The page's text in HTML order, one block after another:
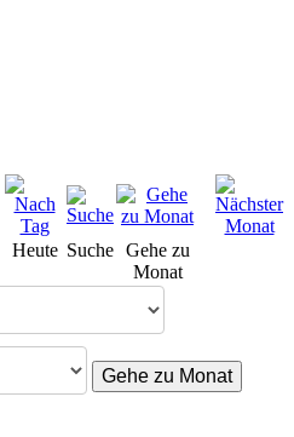
Heute Suche Gehe zu
Monat
Gehe zu Monat